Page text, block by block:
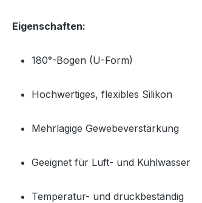
Eigenschaften:
180°-Bogen (U-Form)
Hochwertiges, flexibles Silikon
Mehrlagige Gewebeverstärkung
Geeignet für Luft- und Kühlwasser
Temperatur- und druckbeständig